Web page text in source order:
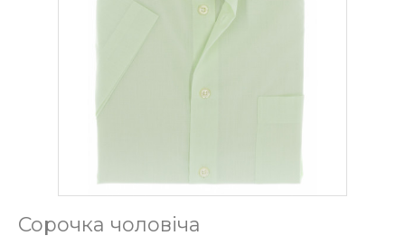
Сорочка чоловіча